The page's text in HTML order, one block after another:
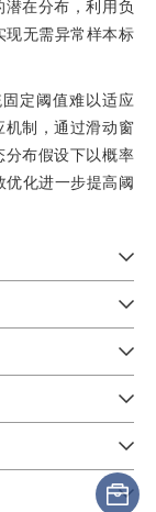
在分布，利用负
现无需异常样本标
定阈值难以适应
制，通过滑动窗
布假设下以概率
化进一步提高阈